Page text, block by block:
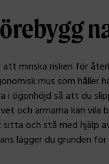
att minska risken för
mus som håller
i ögonhöjd så att du
och armarna kan
och stå med hjälp
lägger du grunden